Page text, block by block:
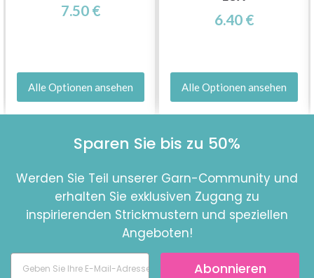
7.50 €
Alle Optionen ansehen
6.40 €
Alle Optionen ansehen
Sparen Sie bis zu 50%
Werden Sie Teil unserer Garn-Community und
erhalten Sie exklusiven Zugang zu
inspirierenden Strickmustern und speziellen
Angeboten!
Abonnieren